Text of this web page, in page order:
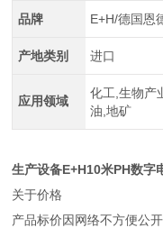
品牌 E+H/德国恩
产地类别 进口
应用领域
化工,生物产
油,地矿
生产设备E+H10米PH数字
关于价格
产品标价因网络不方便公